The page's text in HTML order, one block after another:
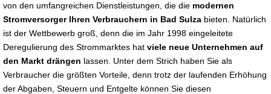
von den umfangreichen Dienstleistungen, die die modernen
Stromversorger Ihren Verbrauchern in Bad Sulza bieten. Natürlich
ist der Wettbewerb groß, denn die im Jahr 1998 eingeleitete
Deregulierung des Strommarktes hat viele neue Unternehmen auf
den Markt drängen lassen. Unter dem Strich haben Sie als
Verbraucher die größten Vorteile, denn trotz der laufenden Erhöhung
der Abgaben, Steuern und Entgelte können Sie diesen